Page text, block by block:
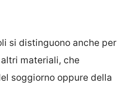
si distinguono anche per
materiali, che
soggiorno oppure della